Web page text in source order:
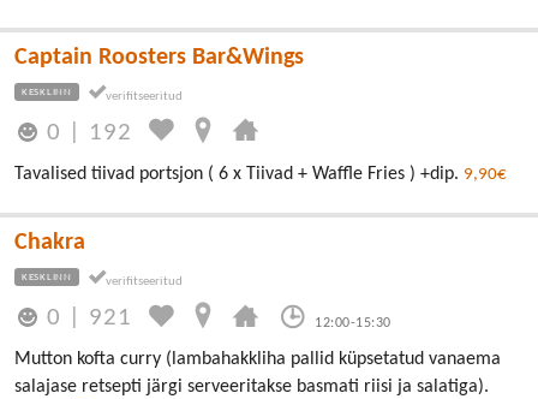
Captain Roosters Bar&Wings
KESKLINN
0 192
Tavalised tiivad portsjon ( 6 x Tiivad + Waffle Fries ) +dip. 9,90€
Chakra
KESKLINN
0 921 12:00-15:30
Mutton kofta curry (lambahakkliha pallid küpsetatud vanaema
salajase retsepti järgi serveeritakse basmati riisi ja salatiga).